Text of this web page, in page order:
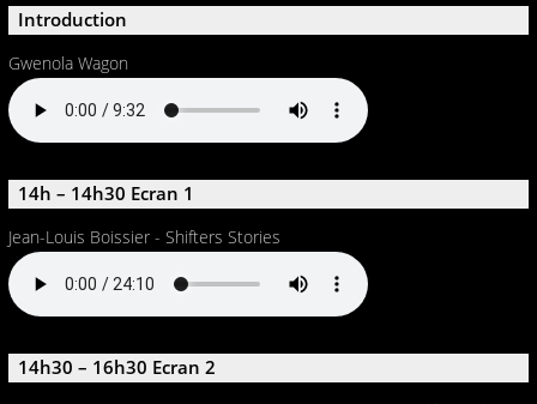
Introduction
Gwenola Wagon
14h – 14h30 Ecran 1
Jean-Louis Boissier - Shifters Stories
14h30 – 16h30 Ecran 2